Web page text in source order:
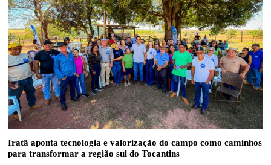
Iratã aponta tecnologia e valorização do campo como caminhos
para transformar a região sul do Tocantins